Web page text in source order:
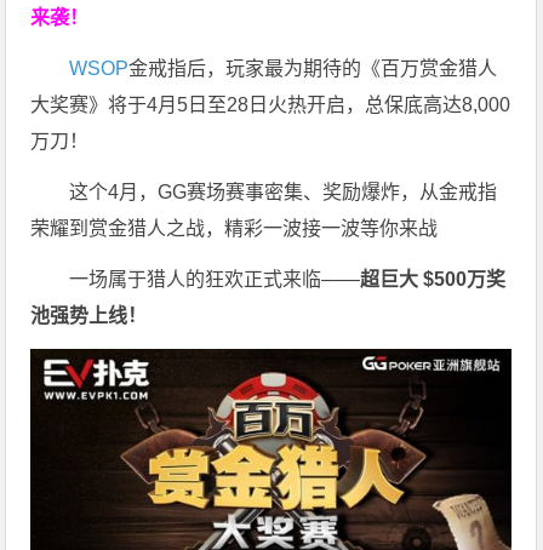
来袭！
WSOP金戒指后，玩家最为期待的《百万赏金猎人
大奖赛》将于4月5日至28日火热开启，总保底高达8,000
万刀！
这个4月，GG赛场赛事密集、奖励爆炸，从金戒指
荣耀到赏金猎人之战，精彩一波接一波等你来战
一场属于猎人的狂欢正式来临——超巨大 $500万奖
池强势上线！